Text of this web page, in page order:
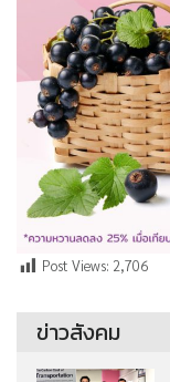
Post Views: 2,706
ข่าวสังคม